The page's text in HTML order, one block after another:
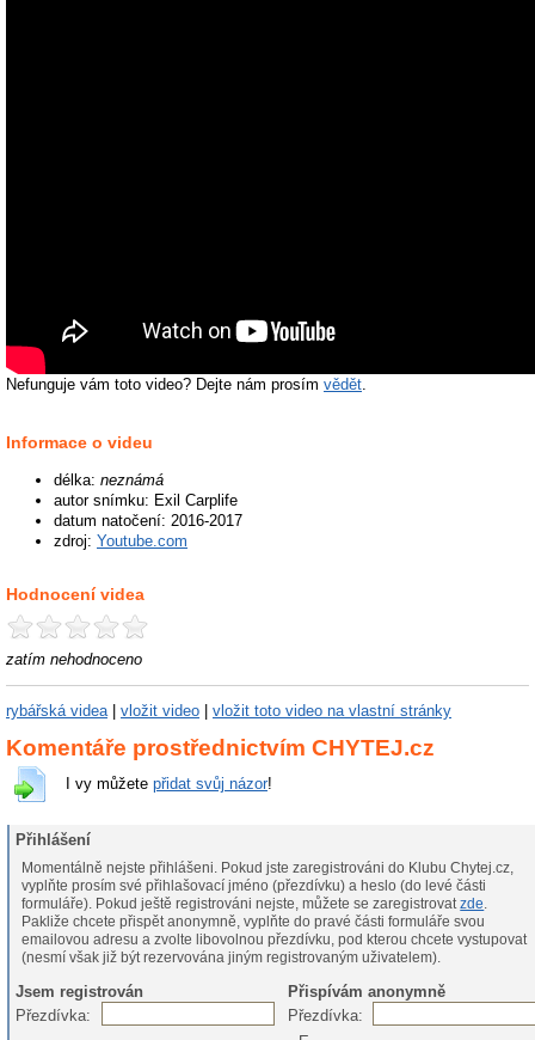
Nefunguje vám toto video? Dejte nám prosím vědět.
Informace o videu
délka: neznámá
autor snímku: Exil Carplife
datum natočení: 2016-2017
zdroj: Youtube.com
Hodnocení videa
zatím nehodnoceno
rybářská videa| vložit video vložit toto video na vlastní stránky
Komentáře prostřednictvím CHYTEJ.cz
I vy můžete přidat svůj názor!
Přihlášení
Momentálně nejste přihlášeni. Pokud jste zaregistrováni do Klubu Chytej.cz,
vyplňte prosím své přihlašovací jméno (přezdívku) a heslo (do levé části
formuláře). Pokud ještě registrováni nejste, můžete se zaregistrovatzde.
Pakliže chcete přispět anonymně, vyplňte do pravé části formuláře svou
emailovou adresu a zvolte libovolnou přezdívku, pod kterou chcete vystupovat
(nesmí však již být rezervována jiným registrovaným uživatelem).
Jsem registrován
Přispívám anonymně
Přezdívka:
Přezdívka: